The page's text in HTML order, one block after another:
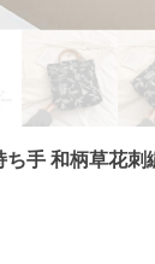
ち手 和柄草花刺